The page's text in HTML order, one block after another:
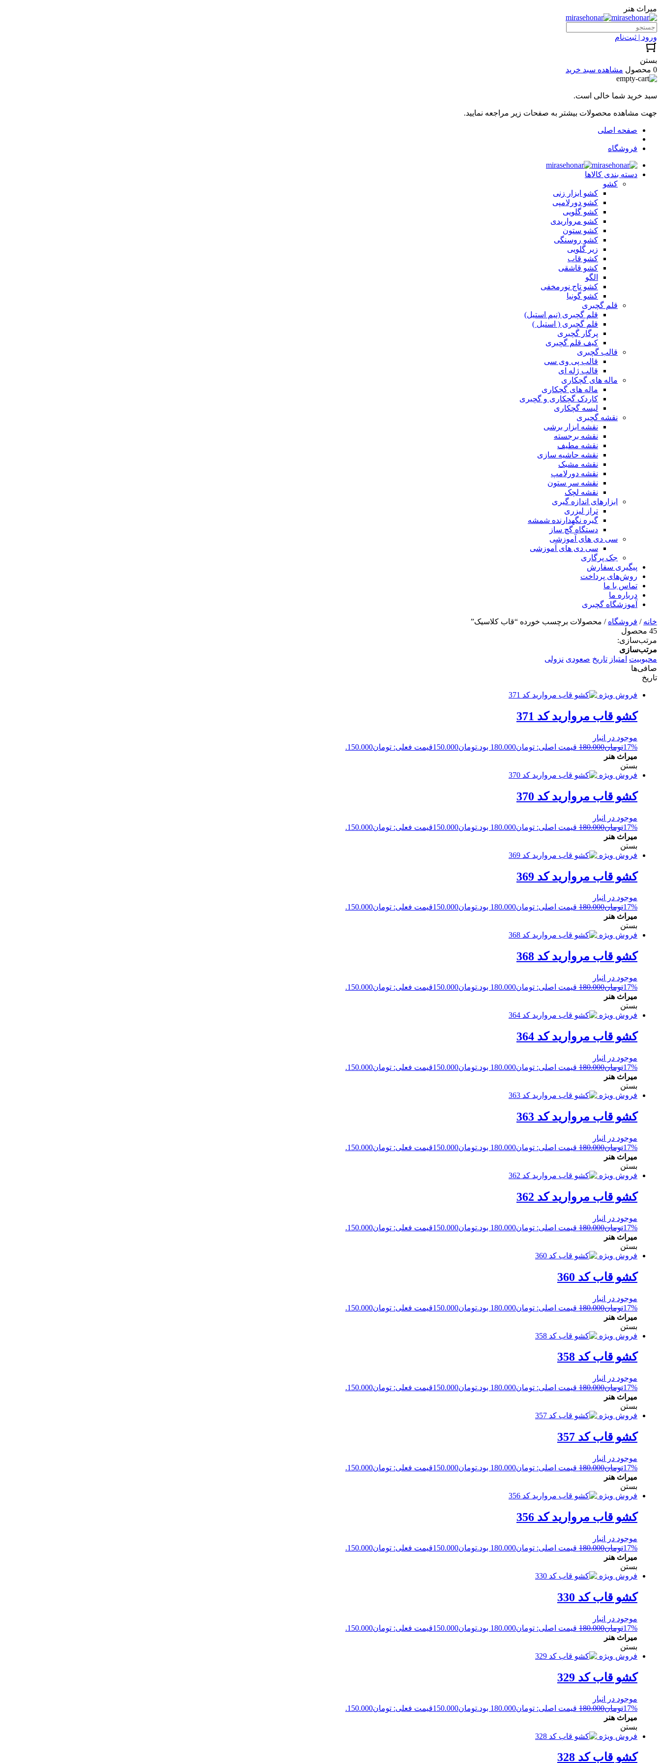
میراث هنر
ورود | ثبت‌نام
بستن
0 محصول
مشاهده سبد خرید
سبد خرید شما خالی است.
جهت مشاهده محصولات بیشتر به صفحات زیر مراجعه نمایید.
صفحه اصلی
فروشگاه
دسته بندی کالاها
کشو
کشو ابزار زنی
کشو دورلامپی
کشو گلویی
کشو مرواریدی
کشو ستون
کشو روسنگی
زیر گلویی
کشو قاب
کشو قاشقی
الگو
کشو تاج نورمخفی
کشو گونیا
قلم گچبری
قلم گچبری (نیم استیل)
قلم گچبری ( استیل )
پرگار گچبری
کیف قلم گچبری
قالب گچبری
قالب پی وی سی
قالب ژله ای
ماله های گچکاری
ماله های گچکاری
کاردک گچکاری و گچبری
لیسه گچکاری
نقشه گچبری
نقشه ابزار برشی
نقشه برجسته
نقشه مطیف
نقشه حاشیه سازی
نقشه مشبک
نقشه دورلامپ
نقشه سر ستون
نقشه لچک
ابزارهای اندازه گیری
تراز لیزری
گیره نگهدارنده شمشه
دستگاه گچ ساز
سی دی های آموزشی
سی دی های آموزشی
جک پرگاری
پیگیری سفارش
روش‌های پرداخت
تماس با ما
درباره ما
آموزشگاه گچبری
خانه / فروشگاه / محصولات برچسب خورده “قاب کلاسیک”
45 محصول
مرتب‌سازی:
مرتب‌سازی
محبوبیت امتیاز تاریخ صعودی نزولی
صافی‌ها
تاریخ
فروش ویژه
کشو قاب مروارید کد 371
موجود در انبار
17%تومان180.000 قیمت اصلی: تومان180.000 بود. تومان150.000قیمت فعلی: تومان150.000.
میراث هنر
بستن
فروش ویژه
کشو قاب مروارید کد 370
موجود در انبار
17%تومان180.000 قیمت اصلی: تومان180.000 بود. تومان150.000قیمت فعلی: تومان150.000.
میراث هنر
بستن
فروش ویژه
کشو قاب مروارید کد 369
موجود در انبار
17%تومان180.000 قیمت اصلی: تومان180.000 بود. تومان150.000قیمت فعلی: تومان150.000.
میراث هنر
بستن
فروش ویژه
کشو قاب مروارید کد 368
موجود در انبار
17%تومان180.000 قیمت اصلی: تومان180.000 بود. تومان150.000قیمت فعلی: تومان150.000.
میراث هنر
بستن
فروش ویژه
کشو قاب مروارید کد 364
موجود در انبار
17%تومان180.000 قیمت اصلی: تومان180.000 بود. تومان150.000قیمت فعلی: تومان150.000.
میراث هنر
بستن
فروش ویژه
کشو قاب مروارید کد 363
موجود در انبار
17%تومان180.000 قیمت اصلی: تومان180.000 بود. تومان150.000قیمت فعلی: تومان150.000.
میراث هنر
بستن
فروش ویژه
کشو قاب مروارید کد 362
موجود در انبار
17%تومان180.000 قیمت اصلی: تومان180.000 بود. تومان150.000قیمت فعلی: تومان150.000.
میراث هنر
بستن
فروش ویژه
کشو قاب کد 360
موجود در انبار
17%تومان180.000 قیمت اصلی: تومان180.000 بود. تومان150.000قیمت فعلی: تومان150.000.
میراث هنر
بستن
فروش ویژه
کشو قاب کد 358
موجود در انبار
17%تومان180.000 قیمت اصلی: تومان180.000 بود. تومان150.000قیمت فعلی: تومان150.000.
میراث هنر
بستن
فروش ویژه
کشو قاب کد 357
موجود در انبار
17%تومان180.000 قیمت اصلی: تومان180.000 بود. تومان150.000قیمت فعلی: تومان150.000.
میراث هنر
بستن
فروش ویژه
کشو قاب مروارید کد 356
موجود در انبار
17%تومان180.000 قیمت اصلی: تومان180.000 بود. تومان150.000قیمت فعلی: تومان150.000.
میراث هنر
بستن
فروش ویژه
کشو قاب کد 330
موجود در انبار
17%تومان180.000 قیمت اصلی: تومان180.000 بود. تومان150.000قیمت فعلی: تومان150.000.
میراث هنر
بستن
فروش ویژه
کشو قاب کد 329
موجود در انبار
17%تومان180.000 قیمت اصلی: تومان180.000 بود. تومان150.000قیمت فعلی: تومان150.000.
میراث هنر
بستن
فروش ویژه
کشو قاب کد 328